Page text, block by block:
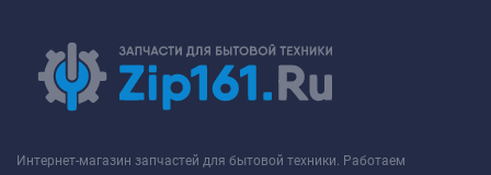
Интернет-магазин запчастей для бытовой техники. Работаем